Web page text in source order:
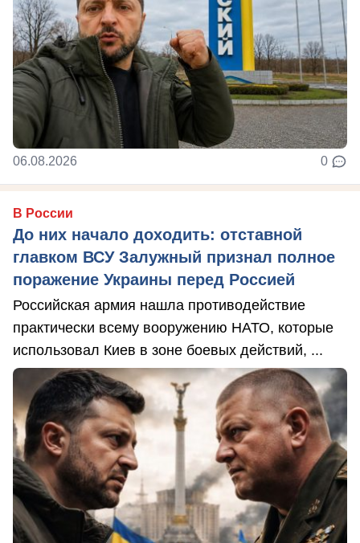
06.08.2026 0
В России
До них начало доходить: отставной
главком ВСУ Залужный признал полное
поражение Украины перед Россией
Российская армия нашла противодействие
практически всему вооружению НАТО, которые
использовал Киев в зоне боевых действий, ...